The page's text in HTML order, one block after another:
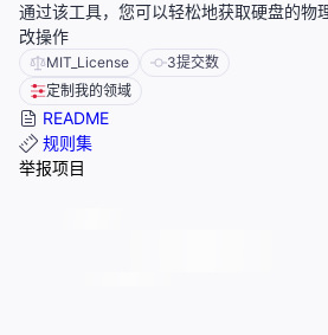
通过该工具，您可以轻松地获取硬盘的物
改操作
MIT_License 3提交数
定制我的领域
README
规则集
举报项目